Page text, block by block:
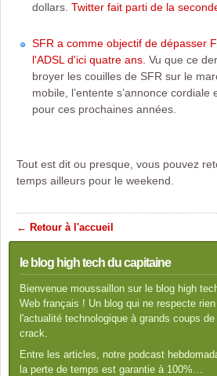
dollars. Twitter fait parti de la
SFR a comme objectif de dépasser
l'ADSL d'ici quatre ans. Vu que ce
broyer les couilles de SFR sur le
mobile, l’entente s’annonce
pour ces prochaines années.
Tout est dit ou presque, vous pouvez
temps ailleurs pour le weekend.
← Retour à l'accueil
le blog high tech du capitaine
Bienvenue moussaillon sur le blog high
Web français ! Un blog qui ne respecte
l'actualité technologique à grands coups
crack.
Entre les articles, notre podcast
la perte de temps est garantie à 100%…